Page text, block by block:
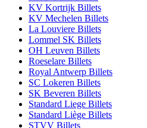
KV Kortrijk Billets
KV Mechelen Billets
La Louviere Billets
Lommel SK Billets
OH Leuven Billets
Roeselare Billets
Royal Antwerp Billets
SC Lokeren Billets
SK Beveren Billets
Standard Liege Billets
Standard Liège Billets
STVV Billets